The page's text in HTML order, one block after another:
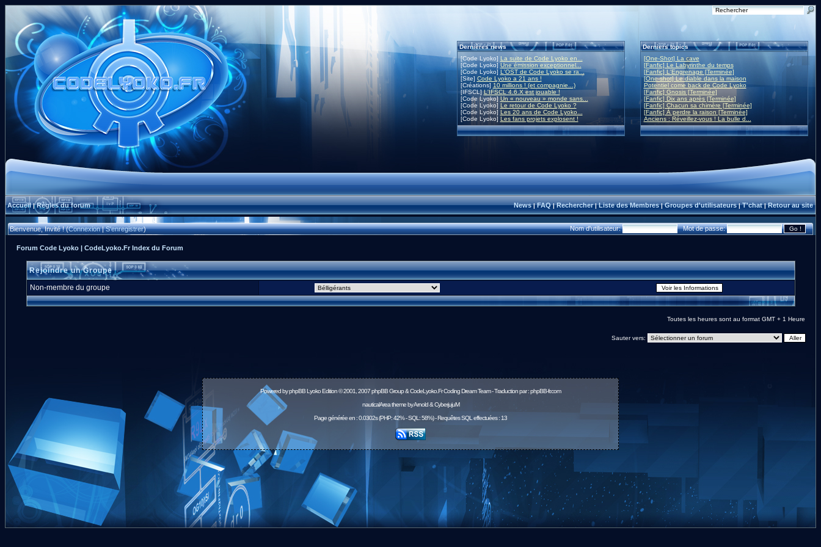
Dernières news
[Code Lyoko] La suite de Code Lyoko en...
[Code Lyoko]Une émission exceptionnel...
[Code Lyoko] L'OST de Code Lyoko se ra...
[Site] Code Lyoko a 21 ans !
[Créations] 10 millions ! (et compagnie...)
[IFSCL]L'IFSCL 4.6.X est jouable !
[Code Lyoko] Un « nouveau » monde sans...
[Code Lyoko] Le retour de Code Lyoko ?
[Code Lyoko] Les 20 ans de Code Lyoko...
[Code Lyoko] Les fans projets explosent !
Derniers topics
[One-Shot] La cave
[Fanfic] Le Labyrinthe du temps
[Fanfic] L'Engrenage [Terminée]
[One-shot] Le diable dans la maison
Potentiel come back de Code Lyoko
[Fanfic] Gnosis [Terminée]
[Fanfic] Dix ans après [Terminée]
[Fanfic] Chacun sa chimère [Terminée]
[Fanfic] À perdre la raison [Terminée]
Anciens : Réveillez-vous ! La bulle d...
Accueil|Règles du forum News|FAQ|Rechercher|Liste des Membres|Groupes d'utilisateurs|T'chat|Retour au site
Bienvenue, Invité ! (Connexion|S'enregistrer) Nom d'utilisateur: Mot de passe:
Forum Code Lyoko | CodeLyoko.Fr Index du Forum
Rejoindre un Groupe
Non-membre du groupe
Toutes les heures sont au format GMT + 1 Heure
Sauter vers:
Powered byphpBBLyoko Edition © 2001, 2007 phpBB Group & CodeLyoko.Fr Coding Dream Team - Traduction par :phpBB-fr.com
nauticalArea theme by Arnold & CyberjujuM
Page générée en : 0.0302s (PHP: 42% - SQL: 58%) - Requêtes SQL effectuées : 13